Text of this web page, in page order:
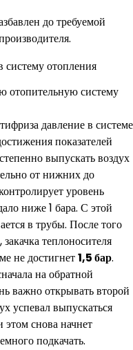
до требуемой
отопительную систему
давление в системе
показателей
выпускать воздух
от нижних до
уровень
ниже 1 бара. С этой
в трубы. После того
теплоносителя
не достигнет1,5 бар.
на обратной
важно открывать второй
успевал выпускаться
этом снова начнет
подкачать.